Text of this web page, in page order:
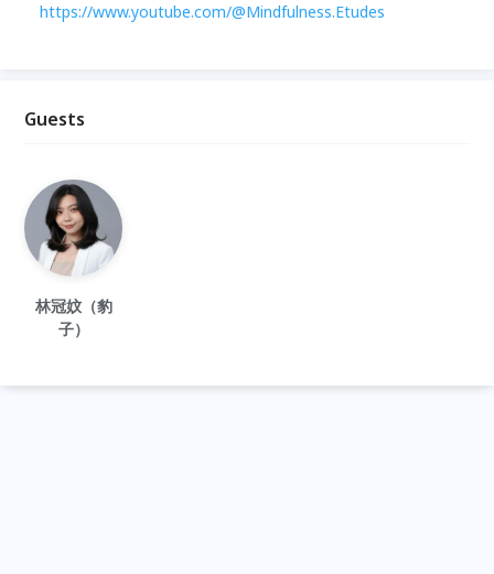
https://www.youtube.com/@Mindfulness.Etudes
Guests
林冠妏（豹
子）